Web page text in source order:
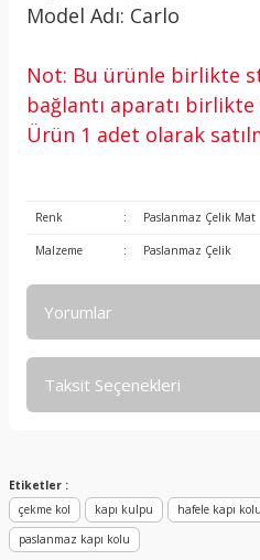
Model Adı: Carlo
Not: Bu ürünle birlikte
bağlantı aparatı
Ürün 1 adet olarak
Renk : Paslanmaz Çelik Mat
Malzeme : Paslanmaz Çelik
Yorumlar
Taksit Seçenekleri
Etiketler :
çekme kol
kapı kulpu hafele kapı kolu
paslanmaz kapı kolu